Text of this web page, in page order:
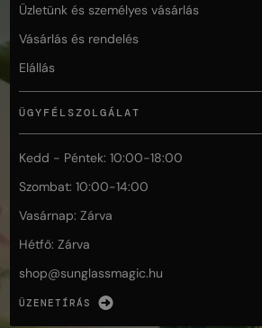
Üzletünk és személyes vásárlás
Vásárlás és rendelés
Elállás
ÜGYFÉLSZOLGÁLAT
Kedd - Péntek: 10:00-18:00
Szombat: 10:00-14:00
Vasárnap: Zárva
Hétfő: Zárva
shop@sunglassmagic.hu
ÜZENETÍRÁS